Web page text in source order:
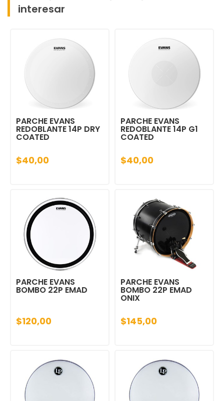
interesar
PARCHE EVANS
REDOBLANTE 14P DRY
COATED
$40,00
PARCHE EVANS
REDOBLANTE 14P G1
COATED
$40,00
PARCHE EVANS
BOMBO 22P EMAD
$120,00
PARCHE EVANS
BOMBO 22P EMAD
ONIX
$145,00